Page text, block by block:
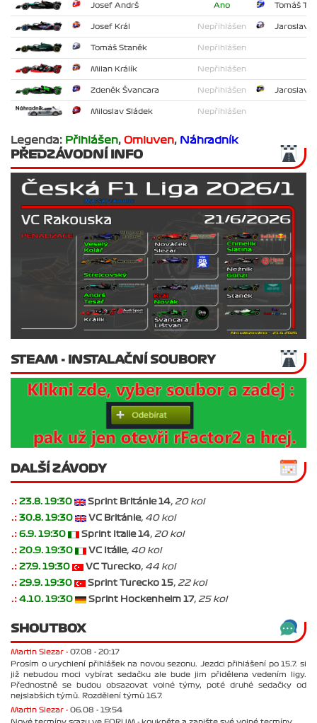
Josef Andrš Ano Tomáš
Josef Král Nepřihlášen Jaroslav
Tomáš Staněk Nepřihlášen
Milan Králík Nepřihlášen
Zdeněk Švancara Nepřihlášen Jaroslav
Miloslav Sládek Nepřihlášen
Legenda: Přihlášen, Omluven, Náhradník
PŘEDZÁVODNÍ INFO
STEAM - INSTALAČNÍ SOUBORY
DALŠÍ ZÁVODY
.: 23.8. 19:30 Sprint Británie 14, 20 kol
.: 30.8. 19:30 VC Británie, 40 kol
.: 6.9. 19:30 Sprint Italie 14, 20 kol
.: 20.9. 19:30 VC Itálie, 40 kol
.: 27.9. 19:30 VC Turecko, 44 kol
.: 29.9. 19:30 Sprint Turecko 15, 22 kol
.: 4.10. 19:30 Sprint Hockenheim 17, 25 kol
SHOUTBOX
Martin Slezar - 07.08 - 20:17
Prosím o urychlení přihlášek na novou sezonu. Jezdci přihlášení po 15.7. si
již nebudou moci vybírat sedačku ale bude jim přidělena vedením ligy.
Přednostně se budou obsazovat volné týmy, poté druhé sedačky od
nejslabších týmů. Rozdělení týmů 16.7.
Martin Slezar - 06.08 - 19:54